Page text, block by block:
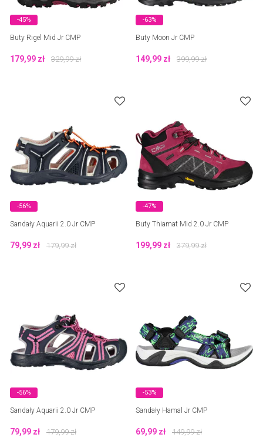
-45%
Buty Rigel Mid Jr CMP
179,99 zł 329,99zł
-63%
Buty Moon Jr CMP
149,99 zł 399,99zł
-56%
Sandały Aquarii 2.0 Jr CMP
79,99 zł 179,99zł
-47%
Buty Thiamat Mid 2.0 Jr CMP
199,99 zł 379,99zł
-56%
Sandały Aquarii 2.0 Jr CMP
79,99 zł 179,99zł
-53%
Sandały Hamal Jr CMP
69,99 zł 149,99zł